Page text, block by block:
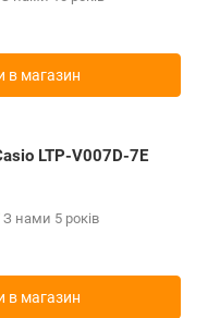
в магазин
LTP-V007D-7E
З нами 5 років
в магазин